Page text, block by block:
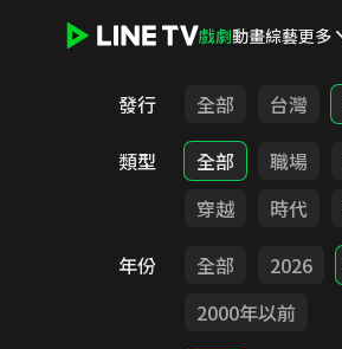
戲劇動畫綜藝更多
發行 全部 台灣
類型
全部 職場
穿越
時代
年份
全部 2026
2000年以前